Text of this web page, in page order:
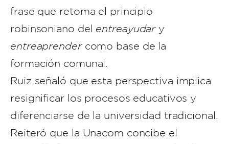
frase que retoma el principio
robinsoniano del entreayudar y
entreaprendercomo base de la
formación comunal.
Ruiz señaló que esta perspectiva implica
resignificar los procesos educativos y
diferenciarse de la universidad tradicional.
Reiteró que la Unacom concibe el